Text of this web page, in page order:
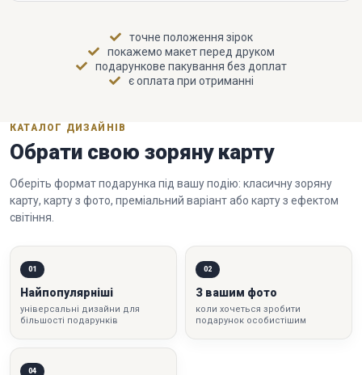
точне положення зірок
покажемо макет перед друком
подарункове пакування без доплат
є оплата при отриманні
КАТАЛОГ ДИЗАЙНІВ
Обрати свою зоряну карту
Оберіть формат подарунка під вашу подію: класичну зоряну
карту, карту з фото, преміальний варіант або карту з ефектом
світіння.
01
Найпопулярніші
універсальні дизайни для
більшості подарунків
02
З вашим фото
коли хочеться зробити
подарунок особистішим
04